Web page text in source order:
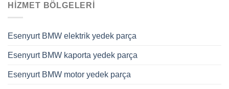
HIZMET BÖLGELERI
Esenyurt BMW elektrik yedek parça
Esenyurt BMW kaporta yedek parça
Esenyurt BMW motor yedek parça